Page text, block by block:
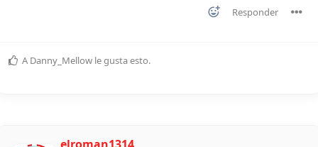
Responder
A Danny_Mellow le gusta esto.